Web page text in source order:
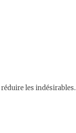
les indésirables.